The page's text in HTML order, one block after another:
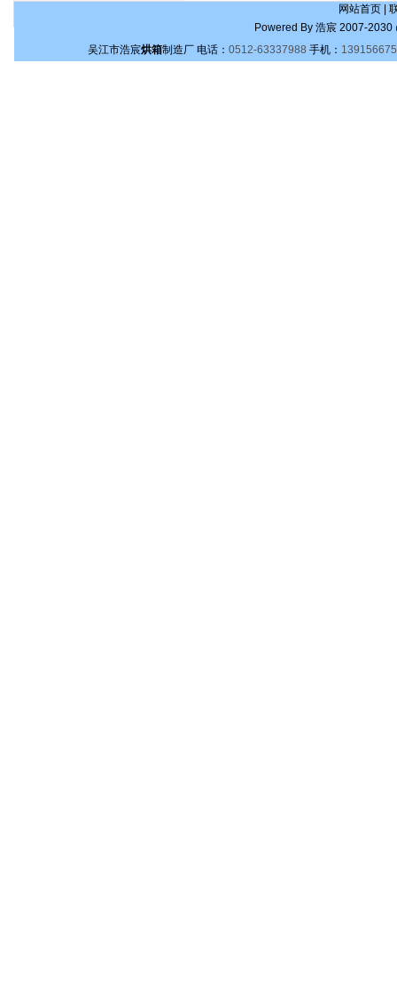
网站首页|
Powered By 浩宸 2007-2030
吴江市浩宸烘箱制造厂电话： 0512-63337988 手机：